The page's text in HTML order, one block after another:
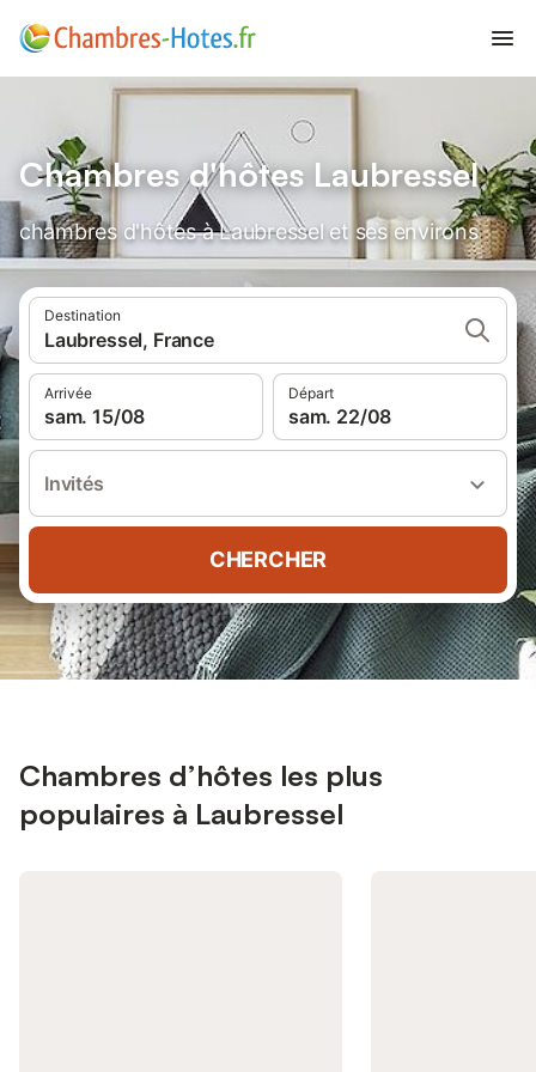
Chambres d'hôtes Laubressel
chambres d'hôtes à Laubressel et ses environs
Destination
Laubressel, France
Arrivée
sam. 15/08
Départ
sam. 22/08
Invités
CHERCHER
Chambres d’hôtes les plus
populaires à Laubressel